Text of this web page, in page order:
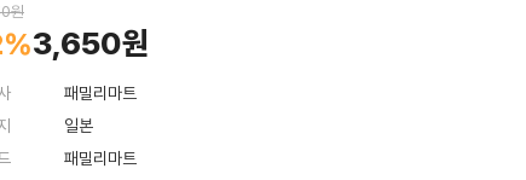
원
3,650원
패밀리마트
일본
패밀리마트